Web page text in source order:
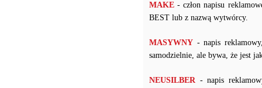
MAKE - człon napisu
BEST lub z nazwą wytwórcy.
MASYWNY - napis
samodzielnie, ale bywa, że jest
NEUSILBER- napis